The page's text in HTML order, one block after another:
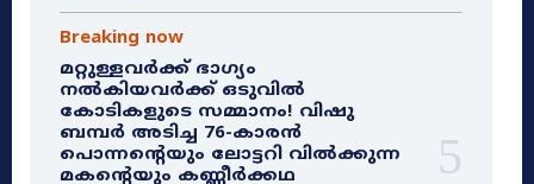
Breaking now
മറ്റുള്ളവർക്ക് ഭാഗ്യം
നൽകിയവർക്ക് ഒടുവിൽ
കോടികളുടെ സമ്മാനം! വിഷു
ബമ്പർ അടിച്ച 76-കാരൻ
പൊന്നന്റെയും ലോട്ടറി വിൽക്കുന്ന
മകന്റെയും കണ്ണീർക്കഥ